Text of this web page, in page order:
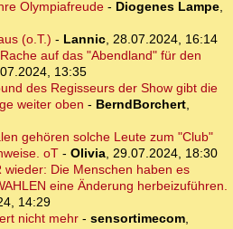
Olympiafreude- Diogenes Lampe,
(o.T.) - Lannic, 28.07.2024, 16:14
auf das "Abendland" für den
13:35
des Regisseurs der Show gibt die
weiter oben - BerndBorchert,
gehören solche Leute zum "Club"
oT - Olivia, 29.07.2024, 18:30
wieder: Die Menschen haben es
eine Änderung herbeizuführen.
14:29
nicht mehr- sensortimecom,